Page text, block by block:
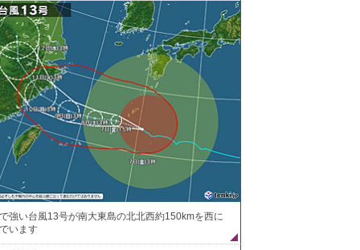
強い台風13号が南大東島の北北西約150kmを西に
います